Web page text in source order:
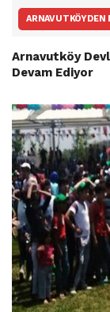
ARNAVUTKÖYDEN
Arnavutköy
Devam Ediyor